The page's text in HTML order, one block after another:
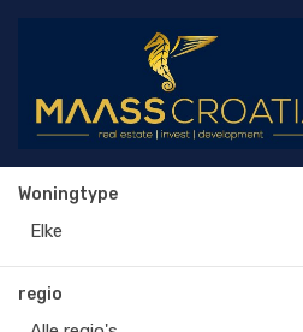
Woningtype
Elke
regio